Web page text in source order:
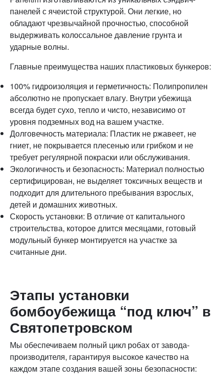
панелей с ячеистой структурой. Они легкие, но
обладают чрезвычайной прочностью, способной
выдерживать колоссальное давление грунта и
ударные волны.
Главные преимущества наших пластиковых бункеров:
100% гидроизоляция и герметичность: Полипропилен
абсолютно не пропускает влагу. Внутри убежища
всегда будет сухо, тепло и чисто, независимо от
уровня подземных вод на вашем участке.
Долговечность материала: Пластик не ржавеет, не
гниет, не покрывается плесенью или грибком и не
требует регулярной покраски или обслуживания.
Экологичность и безопасность: Материал полностью
сертифицирован, не выделяет токсичных веществ и
подходит для длительного пребывания взрослых,
детей и домашних животных.
Скорость установки: В отличие от капитального
строительства, которое длится месяцами, готовый
модульный бункер монтируется на участке за
считанные дни.
Этапы установки
бомбоубежища “под ключ” в
Святопетровском
Мы обеспечиваем полный цикл робах от завода-
производителя, гарантируя высокое качество на
каждом этапе создания вашей зоны безопасности: